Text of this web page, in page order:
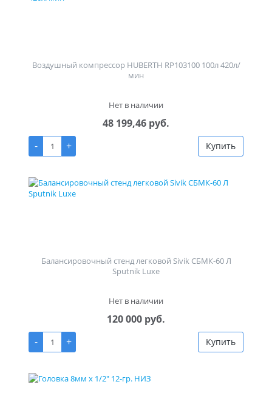
Воздушный компрессор HUBERTH RP103100 100л 420л/
мин
Нет в наличии
48 199,46 руб.
-
+ Купить
Балансировочный стенд легковой Sivik СБМК-60 Л
Sputnik Luxe
Нет в наличии
120 000 руб.
-
+ Купить